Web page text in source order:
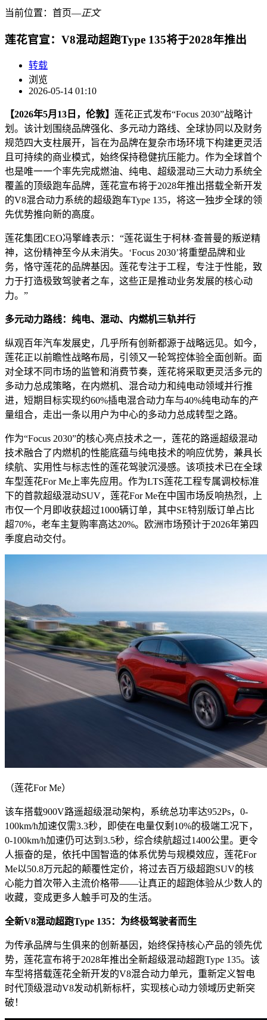
当前位置： 首页―正文
莲花官宣：V8混动超跑Type 135将于2028年推出
转载
浏览
2026-05-14 01:10
【2026年5月13日，伦敦】 莲花正式发布“Focus 2030”战略计
划。该计划围绕品牌强化、多元动力路线、全球协同以及财务
规范四大支柱展开，旨在为品牌在复杂市场环境下构建更灵活
且可持续的商业模式，始终保持稳健抗压能力。作为全球首个
也是唯一一个率先完成燃油、纯电、超级混动三大动力系统全
覆盖的顶级跑车品牌，莲花宣布将于2028年推出搭载全新开发
的V8混合动力系统的超级跑车Type 135，将这一独步全球的领
先优势推向新的高度。
莲花集团CEO冯擎峰表示：“莲花诞生于柯林·查普曼的叛逆精
神，这份精神至今从未消失。‘Focus 2030’将重塑品牌和业
务，恪守莲花的品牌基因。莲花专注于工程，专注于性能，致
力于打造极致驾驶者之车，这些正是推动业务发展的核心动
力。”
多元动力路线：纯电、混动、内燃机三轨并行
纵观百年汽车发展史，几乎所有创新都源于战略远见。如今，
莲花正以前瞻性战略布局，引领又一轮驾控体验全面创新。面
对全球不同市场的监管和消费节奏，莲花将采取更灵活多元的
多动力总成策略，在内燃机、混合动力和纯电动领域并行推
进，短期目标实现约60%插电混合动力车与40%纯电动车的产
量组合，走出一条以用户为中心的多动力总成转型之路。
作为“Focus 2030”的核心亮点技术之一，莲花的路遥超级混动
技术融合了内燃机的性能底蕴与纯电技术的响应优势，兼具长
续航、实用性与标志性的莲花驾驶沉浸感。该项技术已在全球
车型莲花For Me上率先应用。作为LTS莲花工程专属调校标准
下的首款超级混动SUV，莲花For Me在中国市场反响热烈，上
市仅一个月即收获超过1000辆订单，其中SE特别版订单占比
超70%，老车主复购率高达20%。欧洲市场预计于2026年第四
季度启动交付。
（莲花For Me）
该车搭载900V路遥超级混动架构，系统总功率达952Ps，0-
100km/h加速仅需3.3秒，即使在电量仅剩10%的极端工况下，
0-100km/h加速仍可达到3.5秒，综合续航超过1400公里。更令
人振奋的是，依托中国智造的体系优势与规模效应，莲花For
Me以50.8万元起的颠覆性定价，将过去百万级超跑SUV的核
心能力首次带入主流价格带——让真正的超跑体验从少数人的
收藏，变成更多人触手可及的生活。
全新V8混动超跑Type 135：为终极驾驶者而生
为传承品牌与生俱来的创新基因，始终保持核心产品的领先优
势，莲花宣布将于2028年推出全新超级混动超跑Type 135。该
车型将搭载莲花全新开发的V8混合动力单元，重新定义智电
时代顶级混动V8发动机新标杆，实现核心动力领域历史新突
破！